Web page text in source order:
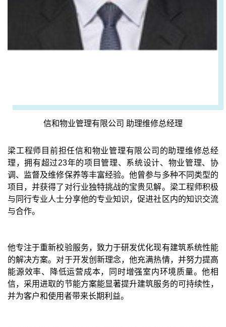
信和物业管理有限公司 助理维修总经理
梁工程师目前担任信和物业管理有限公司的助理维修总经
理，拥有超过23年的项目管理、系统设计、物业管理、协
调、监督及维修保养等丰富经验。他曾参与多种不同类型的
项目，并获得了对行业独特挑战的宝贵见解。梁工程师积极
与同行专业人士分享他的专业知识，促进社区内的知识交流
与合作。
他专注于重新校验服务，致力于研发优化现有建筑系统性能
的解决方案。对于开发创新理念，他充满热情，并努力提高
能源效率、降低运营成本，同时增强室内环境质量。他相
信，采用进取的节能方案能显著提升建筑服务的可持续性，
并为客户和使用者带来长期利益。